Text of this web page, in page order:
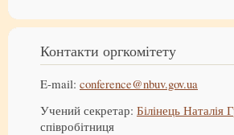
Контакти оргкомітету
E-mail: conference@nbuv.gov.ua
Учений секретар: Білінець Наталія
співробітниця